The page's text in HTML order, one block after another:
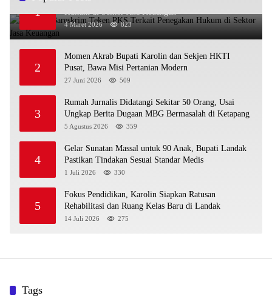
1
Hukum di Sektor Jasa Keuangan
4 Maret 2026 823
2
Momen Akrab Bupati Karolin dan Sekjen HKTI
27 Juni 2026 509
3
Rumah Jurnalis Didatangi Sekitar 50 Orang, Usai
Ungkap Berita Dugaan MBG Bermasalah di Ketapang
5 Agustus 2026 359
4
Gelar Sunatan Massal untuk 90 Anak, Bupati Landak
Pastikan Tindakan Sesuai Standar Medis
1 Juli 2026 330
5
Fokus Pendidikan, Karolin Siapkan Ratusan
Rehabilitasi dan Ruang Kelas Baru di Landak
14 Juli 2026 275
Tags